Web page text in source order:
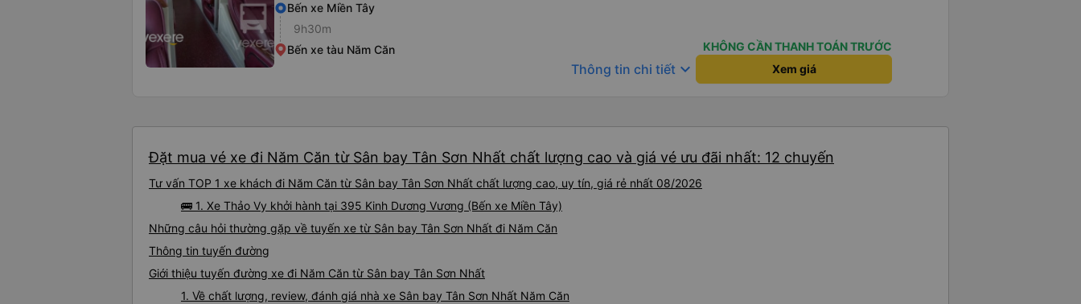
Bến xe Miền Tây
9h30m
Bến xe tàu Năm Căn
KHÔNG CẦN THANH TOÁN TRƯỚC
Thông tin chi tiết keyboard_arrow_down Xem giá
Đặt mua vé xe đi Năm Căn từ Sân bay Tân Sơn Nhất chất lượng cao và giá vé ưu đãi nhất: 12 chuyến
Tư vấn TOP 1 xe khách đi Năm Căn từ Sân bay Tân Sơn Nhất chất lượng cao, uy tín, giá rẻ nhất 08/2026
🚌 1. Xe Thảo Vy khởi hành tại 395 Kinh Dương Vương (Bến xe Miền Tây)
Những câu hỏi thường gặp về tuyến xe từ Sân bay Tân Sơn Nhất đi Năm Căn
Thông tin tuyến đường
Giới thiệu tuyến đường xe đi Năm Căn từ Sân bay Tân Sơn Nhất
1. Về chất lượng, review, đánh giá nhà xe Sân bay Tân Sơn Nhất Năm Căn